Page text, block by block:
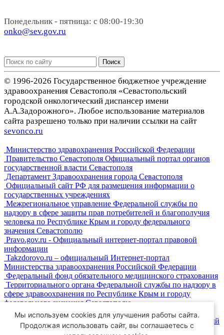
Понедельник - пятница: с 08:00-19:30
onko@sev.gov.ru
Поиск
© 1996-2026 Государственное бюджетное учреждение
здравоохранения Севастополя «Севастопольский
городской онкологический диспансер имени
А.А.Задорожного». Любое использование материалов
сайта разрешено только при наличии ссылки на сайт
sevonco.ru
Министерство здравохранения Российской Федерации
Правительство Севастополя Официальный портал органов
государственной власти Севастополя
Департамент Здравоохранения города Севастополя
Официальный сайт РФ для размещения информации о
государственных учреждениях
Межрегиональное управление Федеральной службы по
надзору в сфере защиты прав потребителей и благополучия
человека по Республике Крым и городу федерального
значения Севастополю
Pravo.gov.ru - Официальный интернет-портал правовой
информации
Takzdorovo.ru – официальный Интернет-портал
Министерства здравоохранения Российской Федерации
Федеральный фонд обязательного медицинского страхования
Территориального органа Федеральной службы по надзору в
сфере здравоохранения по Республике Крым и городу
федерального значения Севастополю
Портал государственных услуг Российской Федерации
Законодательное собрание города Севастополя Официальный
Мы используем cookies для улучшения работы сайта.
Продолжая использовать сайт, вы соглашаетесь с